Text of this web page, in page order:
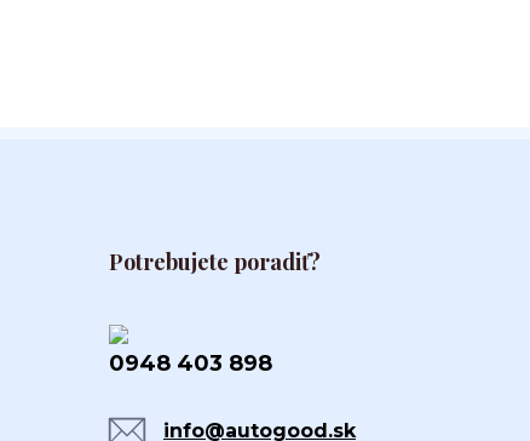
Potrebujete poradiť?
0948 403 898
info@autogood.sk